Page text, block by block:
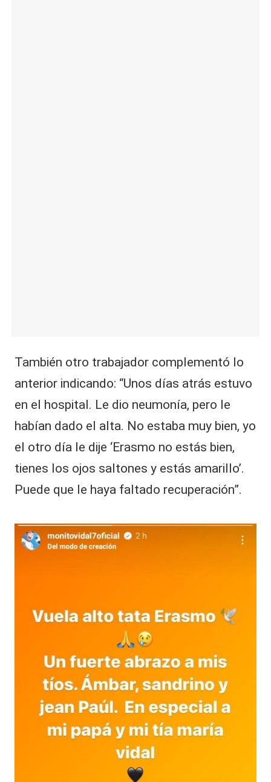
También otro trabajador complementó lo
anterior indicando: “Unos días atrás estuvo
en el hospital. Le dio neumonía, pero le
habían dado el alta. No estaba muy bien, yo
el otro día le dije ‘Erasmo no estás bien,
tienes los ojos saltones y estás amarillo’.
Puede que le haya faltado recuperación”.